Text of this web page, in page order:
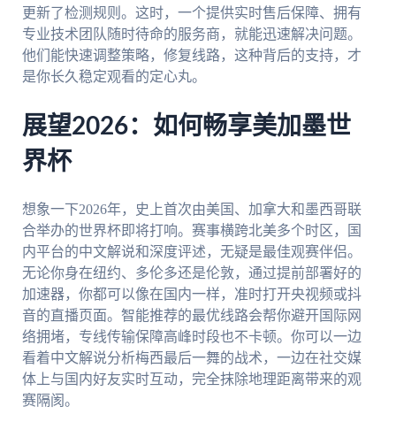
更新了检测规则。这时，一个提供实时售后保障、拥有
专业技术团队随时待命的服务商，就能迅速解决问题。
他们能快速调整策略，修复线路，这种背后的支持，才
是你长久稳定观看的定心丸。
展望2026：如何畅享美加墨世
界杯
想象一下2026年，史上首次由美国、加拿大和墨西哥联
合举办的世界杯即将打响。赛事横跨北美多个时区，国
内平台的中文解说和深度评述，无疑是最佳观赛伴侣。
无论你身在纽约、多伦多还是伦敦，通过提前部署好的
加速器，你都可以像在国内一样，准时打开央视频或抖
音的直播页面。智能推荐的最优线路会帮你避开国际网
络拥堵，专线传输保障高峰时段也不卡顿。你可以一边
看着中文解说分析梅西最后一舞的战术，一边在社交媒
体上与国内好友实时互动，完全抹除地理距离带来的观
赛隔阂。